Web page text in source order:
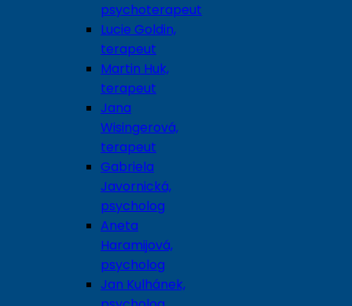
psychoterapeut
Lucie Goldin,
terapeut
Martin Huk,
terapeut
Jana
Wisingerová,
terapeut
Gabriela
Javornická,
psycholog
Aneta
Haramijová,
psycholog
Jan Kulhánek,